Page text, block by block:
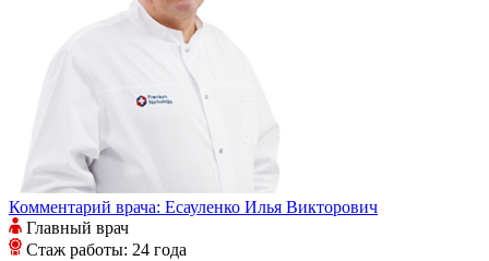
Комментарий врача: Есауленко Илья Викторович
Главный врач
Стаж работы: 24 года